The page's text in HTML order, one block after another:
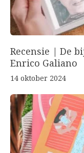
Recensie | De
Enrico Galiano
14 oktober 2024